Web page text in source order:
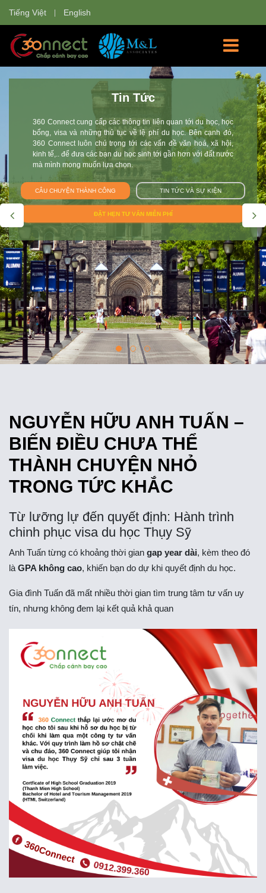
Tiếng Việt English
Học Bổng
360 Connect tự hào là nơi cung cấp các thông tin về các
trường đại học và các chương trình học cho sinh viên Việt
Nam tham gia: chương trình du học hè, giao lưu văn hóa, du
học tự túc, du học học bổng, chương trình trao đổi sinh viên tại
Anh, Úc, Mỹ, Canada, New Zealand, Singapore, Thụy Sĩ, Hà
Lan, Nhật Bản. Đội 360 Connect mang tới cho bạn không chỉ
thông tin mà còn giúp bạn tư vấn và hoàn thiện hồ sơ trên con
đường chắp cánh ước mơ du học.
CÂU CHUYỆN THÀNH CÔNG TIN TỨC VÀ SỰ KIỆN
ĐẶT LỊCH TƯ VẤN MIỄN PHÍ
NGUYỄN HỮU ANH TUẤN –
BIẾN ĐIỀU CHƯA THỂ
THÀNH CHUYỆN NHỎ
TRONG TỨC KHẮC
Từ lưỡng lự đến quyết định: Hành trình
chinh phục visa du học Thụy Sỹ
Anh Tuấn từng có khoảng thời gian gap year dài, kèm theo đó
là GPA không cao, khiến bạn do dự khi quyết định du học.
Gia đình Tuấn đã mất nhiều thời gian tìm trung tâm tư vấn uy
tín, nhưng không đem lại kết quả khả quan